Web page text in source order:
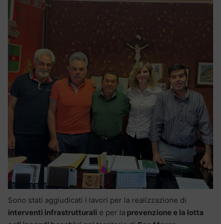
Sono stati aggiudicati i lavori per la realizzazione di
interventi infrastrutturali e per la prevenzione e la lotta